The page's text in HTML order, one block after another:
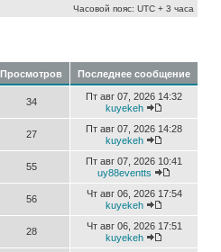
Часовой пояс: UTC + 3 часа
Просмотров Последнее сообщение
34
Пт авг 07, 2026 14:32
kuyekeh
27
Пт авг 07, 2026 14:28
kuyekeh
55
Пт авг 07, 2026 10:41
uy88eventts
56
Чт авг 06, 2026 17:54
kuyekeh
28
Чт авг 06, 2026 17:51
kuyekeh